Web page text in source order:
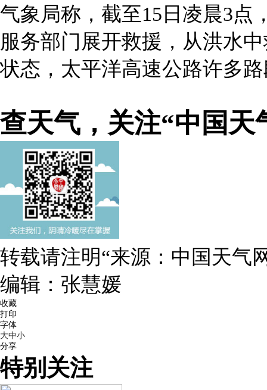
气象局称，截至15日凌晨3点
服务部门展开救援，从洪水
状态，太平洋高速公路许多
查天气，关注“中国天
转载请注明“来源：中国天气
编辑：张慧媛
收藏
打印
字体
大中小
分享
特别关注